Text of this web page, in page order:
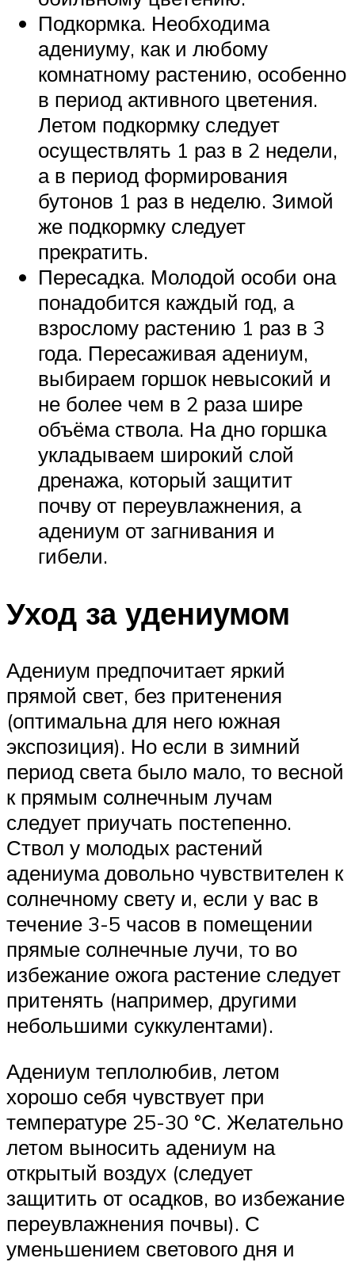
Подкормка. Необходима
адениуму, как и любому
комнатному растению, особенно
в период активного цветения.
Летом подкормку следует
осуществлять 1 раз в 2 недели,
а в период формирования
бутонов 1 раз в неделю. Зимой
же подкормку следует
прекратить.
Пересадка. Молодой особи она
понадобится каждый год, а
взрослому растению 1 раз в 3
года. Пересаживая адениум,
выбираем горшок невысокий и
не более чем в 2 раза шире
объёма ствола. На дно горшка
укладываем широкий слой
дренажа, который защитит
почву от переувлажнения, а
адениум от загнивания и
гибели.
Уход за удениумом
Адениум предпочитает яркий
прямой свет, без притенения
(оптимальна для него южная
экспозиция). Но если в зимний
период света было мало, то весной
к прямым солнечным лучам
следует приучать постепенно.
Ствол у молодых растений
адениума довольно чувствителен к
солнечному свету и, если у вас в
течение 3-5 часов в помещении
прямые солнечные лучи, то во
избежание ожога растение следует
притенять (например, другими
небольшими суккулентами).
Адениум теплолюбив, летом
хорошо себя чувствует при
температуре 25-30 °С. Желательно
летом выносить адениум на
открытый воздух (следует
защитить от осадков, во избежание
переувлажнения почвы). С
уменьшением светового дня и